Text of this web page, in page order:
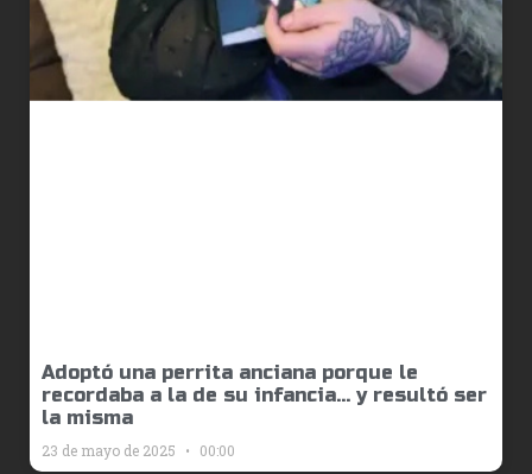
Adoptó una perrita anciana porque le
recordaba a la de su infancia… y resultó ser
la misma
23 de mayo de 2025 00:00